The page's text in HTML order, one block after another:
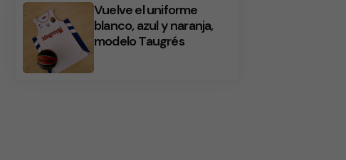
Vuelve el uniforme
blanco, azul y naranja,
modelo Taugrés